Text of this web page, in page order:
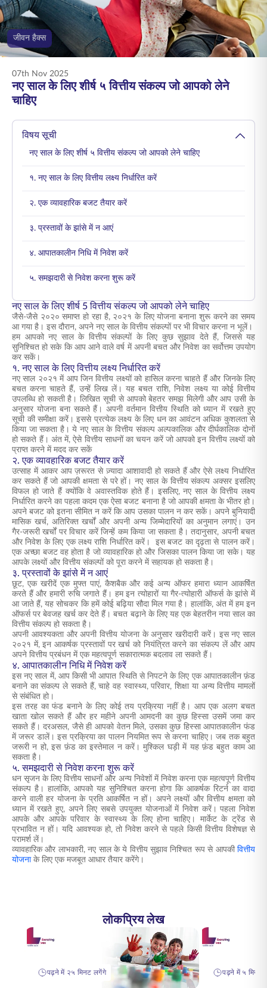
ENGLISH
ऑनलाइन खरीदें प्रीमियम भुगतान करें
जीवन हैक्स
07th Nov 2025
नए साल के लिए शीर्ष ५ वित्तीय संकल्प जो आपको लेने
चाहिए
विषय सूची
नए साल के लिए शीर्ष ५ वित्तीय संकल्प जो आपको लेने चाहिए
१. नए साल के लिए वित्तीय लक्ष्य निर्धारित करें
२. एक व्यावहारिक बजट तैयार करें
३. प्रस्तावों के झांसे में न आएं
४. आपातकालीन निधि में निवेश करें
५. समझदारी से निवेश करना शुरू करें
नए साल के लिए शीर्ष 5 वित्तीय संकल्प जो आपको लेने चाहिए
जैसे-जैसे २०२० समाप्त हो रहा है, २०२१ के लिए योजना बनाना शुरू करने का समय
आ गया है। इस दौरान, अपने नए साल के वित्तीय संकल्पों पर भी विचार करना न भूलें।
हम आपको नए साल के वित्तीय संकल्पों के लिए कुछ सुझाव देते हैं, जिससे यह
सुनिश्चित हो सके कि आप आने वाले वर्ष में अपनी बचत और निवेश का सर्वोत्तम उपयोग
कर सकें।
१. नए साल के लिए वित्तीय लक्ष्य निर्धारित करें
नए साल २०२१ में आप जिन वित्तीय लक्ष्यों को हासिल करना चाहते हैं और जिनके लिए
बचत करना चाहते हैं, उन्हें लिख लें। यह बचत राशि, निवेश लक्ष्य या कोई वित्तीय
उपलब्धि हो सकती है। लिखित सूची से आपको बेहतर समझ मिलेगी और आप उसी के
अनुसार योजना बना सकते हैं। अपनी वर्तमान वित्तीय स्थिति को ध्यान में रखते हुए
सूची की समीक्षा करें। इससे प्रत्येक लक्ष्य के लिए धन का आवंटन अधिक कुशलता से
किया जा सकता है। ये नए साल के वित्तीय संकल्प अल्पकालिक और दीर्घकालिक दोनों
हो सकते हैं। अंत में, ऐसे वित्तीय साधनों का चयन करें जो आपको इन वित्तीय लक्ष्यों को
प्राप्त करने में मदद कर सकें
२. एक व्यावहारिक बजट तैयार करें
उत्साह में आकर आप ज़रूरत से ज़्यादा आशावादी हो सकते हैं और ऐसे लक्ष्य निर्धारित
कर सकते हैं जो आपकी क्षमता से परे हों। नए साल के वित्तीय संकल्प अक्सर इसलिए
विफल हो जाते हैं क्योंकि वे अवास्तविक होते हैं। इसलिए, नए साल के वित्तीय लक्ष्य
निर्धारित करने का पहला कदम एक ऐसा बजट बनाना है जो आपकी क्षमता के भीतर हो।
अपने बजट को इतना सीमित न करें कि आप उसका पालन न कर सकें। अपने बुनियादी
मासिक खर्च, अतिरिक्त खर्चों और अपनी अन्य जिम्मेदारियों का अनुमान लगाएं। उन
गैर-जरूरी खर्चों पर विचार करें जिन्हें कम किया जा सकता है। तदानुसार, अपनी बचत
और निवेश के लिए एक लक्ष्य राशि निर्धारित करें। इस बजट का दृढ़ता से पालन करें।
एक अच्छा बजट वह होता है जो व्यावहारिक हो और जिसका पालन किया जा सके। यह
आपके लक्ष्यों और वित्तीय संकल्पों को पूरा करने में सहायक हो सकता है।
३. प्रस्तावों के झांसे में न आएं
छूट, एक खरीदें एक मुफ्त पाएं, कैशबैक और कई अन्य ऑफर हमारा ध्यान आकर्षित
करते हैं और हमारी रुचि जगाते हैं। हम इन त्योहारों या गैर-त्योहारी ऑफर्स के झांसे में
आ जाते हैं, यह सोचकर कि हमें कोई बढ़िया सौदा मिल गया है। हालांकि, अंत में हम इन
ऑफर्स पर बेवजह खर्च कर देते हैं। बचत बढ़ाने के लिए यह एक बेहतरीन नया साल का
वित्तीय संकल्प हो सकता है।
अपनी आवश्यकता और अपनी वित्तीय योजना के अनुसार खरीदारी करें। इस नए साल
२०२१ में, इन आकर्षक प्रस्तावों पर खर्च को नियंत्रित करने का संकल्प लें और आप
अपने वित्तीय प्रबंधन में एक महत्वपूर्ण सकारात्मक बदलाव ला सकते हैं।
४. आपातकालीन निधि में निवेश करें
इस नए साल में, आप किसी भी आपात स्थिति से निपटने के लिए एक आपातकालीन फ़ंड
बनाने का संकल्प ले सकते हैं, चाहे वह स्वास्थ्य, परिवार, शिक्षा या अन्य वित्तीय मामलों
से संबंधित हो।
इस तरह का फंड बनाने के लिए कोई तय प्रक्रिया नहीं है। आप एक अलग बचत
खाता खोल सकते हैं और हर महीने अपनी आमदनी का कुछ हिस्सा उसमें जमा कर
सकते हैं। दरअसल, जैसे ही आपको वेतन मिले, उसका कुछ हिस्सा आपातकालीन फंड
में जरूर डालें। इस प्रक्रिया का पालन नियमित रूप से करना चाहिए। जब तक बहुत
जरूरी न हो, इस फ़ंड का इस्तेमाल न करें। मुश्किल घड़ी में यह फ़ंड बहुत काम आ
सकता है।
५. समझदारी से निवेश करना शुरू करें
धन सृजन के लिए वित्तीय साधनों और अन्य निवेशों में निवेश करना एक महत्वपूर्ण वित्तीय
संकल्प है। हालांकि, आपको यह सुनिश्चित करना होगा कि आकर्षक रिटर्न का वादा
करने वाली हर योजना के प्रति आकर्षित न हों। अपने लक्ष्यों और वित्तीय क्षमता को
ध्यान में रखते हुए, अपने लिए सबसे उपयुक्त योजनाओं में निवेश करें। पहला निवेश
आपके और आपके परिवार के स्वास्थ्य के लिए होना चाहिए। मार्केट के ट्रेंड से
प्रभावित न हों। यदि आवश्यक हो, तो निवेश करने से पहले किसी वित्तीय विशेषज्ञ से
परामर्श लें।
व्यावहारिक और लाभकारी, नए साल के ये वित्तीय सुझाव निश्चित रूप से आपकी वित्तीय
योजनाके लिए एक मजबूत आधार तैयार करेंगे।
लोकप्रिय लेख
पढ़ने में २५ मिनट लगेंगे पढ़ने में ५ मिनट